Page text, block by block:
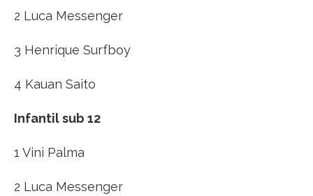
2 Luca Messenger
3 Henrique Surfboy
4 Kauan Saito
Infantil sub 12
1 Vini Palma
2 Luca Messenger